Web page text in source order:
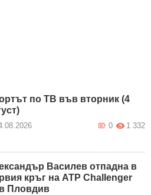
по ТВ във вторник (4
1 332
0
Василев отпадна в
кръг на ATP Challenger
Пловдив